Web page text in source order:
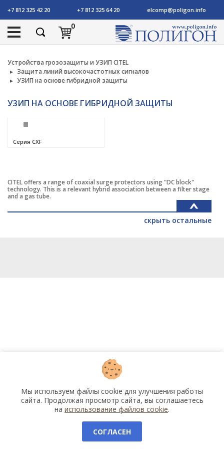
+7 812 325 42 20 +7 812 325 64 20 elcomp@poligon.info
0
Устройства грозозащиты и УЗИП CITEL
Защита линий высокочастотных сигналов
УЗИП на основе гибридной защиты
УЗИП НА ОСНОВЕ ГИБРИДНОЙ ЗАЩИТЫ
Серия CXF
скрыть остальные
CITEL offers a range of coaxial surge protectors using "DC block"
technology. This is a relevant hybrid association between a filter stage
and a gas tube.
Мы используем файлы cookie для улучшения работы
сайта. Продолжая просмотр сайта, вы соглашаетесь
на использование файлов cookie.
СОГЛАСЕН